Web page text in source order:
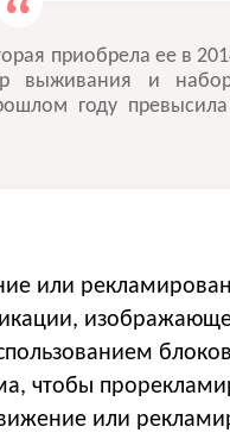
приобрела ее в
выживания и
году
или
чтобы
или